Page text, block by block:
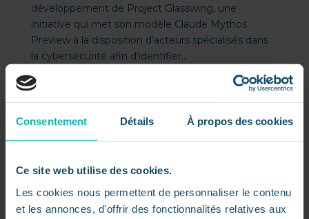
Consentement Détails À propos des cookies
Ce site web utilise des cookies.
Les cookies nous permettent de personnaliser le contenu
et les annonces, d'offrir des fonctionnalités relatives aux
développement de Project Glasswing, une
initiative qui met son modèle Claude Mythos
Preview à la disposition d’acteurs spécialisés dans
la cybersécurité afin d’identifier...